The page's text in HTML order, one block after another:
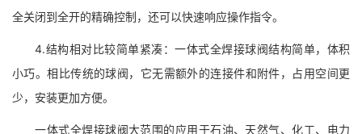
全关闭到全开的精确控制，还可以快速响应操作指令。
4.结构相对比较简单紧凑：一体式全焊接球阀结构简单，体积
小巧。相比传统的球阀，它无需额外的连接件和附件，占用空间更
少，安装更加方便。
一体式全焊接球阀大范围的应用于石油、天然气、化工、电力